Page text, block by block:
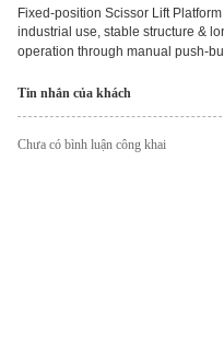
Fixed-position Scissor Lift
industrial use, stable structure &
operation through manual push-
Tin nhắn của khách
Chưa có bình luận công khai